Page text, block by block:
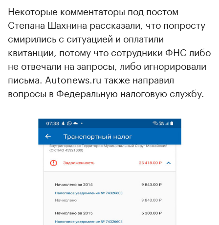
Некоторые комментаторы под постом
Степана Шахнина рассказали, что попросту
смирились с ситуацией и оплатили
квитанции, потому что сотрудники ФНС либо
не отвечали на запросы, либо игнорировали
письма. Autonews.ru также направил
вопросы в Федеральную налоговую службу.